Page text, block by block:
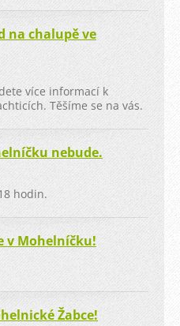
na chalupě ve
více informací k
Těšíme se na vás.
nebude.
hodin.
v Mohelníčku!
Žabce!